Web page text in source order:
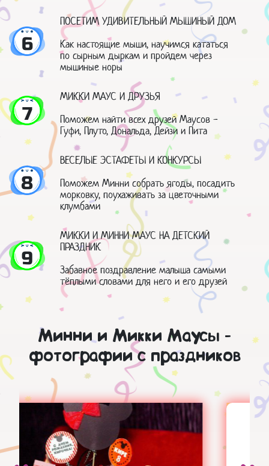
6
ПОСЕТИМ УДИВИТЕЛЬНЫЙ МЫШИНЫЙ ДОМ
Как настоящие мыши, научимся кататься
по сырным дыркам и пройдем через
мышиные норы
7
МИККИ МАУС И ДРУЗЬЯ
Поможем найти всех друзей Маусов -
Гуфи, Плуто, Дональда, Дейзи и Пита
8
ВЕСЕЛЫЕ ЭСТАФЕТЫ И КОНКУРСЫ
Поможем Минни собрать ягоды, посадить
морковку, поухаживать за цветочными
клумбами
9
МИККИ И МИННИ МАУС НА ДЕТСКИЙ
ПРАЗДНИК
Забавное поздравление малыша самыми
тёплыми словами для него и его друзей
Минни и Микки Маусы -
фотографии с праздников